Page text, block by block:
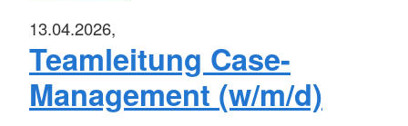
13.04.2026,
Teamleitung Case-
Management (w/m/d)